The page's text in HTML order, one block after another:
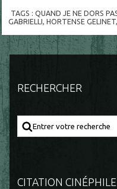
TAGS :QUAND JE NE DORS
GABRIELLI,HORTENSE GELINET
RECHERCHER
CITATION CINÉPHILE